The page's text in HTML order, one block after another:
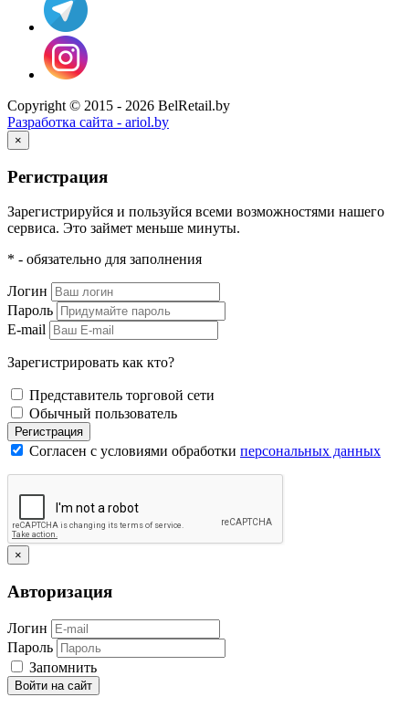
Copyright © 2015 - 2026 BelRetail.by
Разработка сайта - ariol.by
×
Регистрация
Зарегистрируйся и пользуйся всеми возможностями нашего
сервиса. Это займет меньше минуты.
* - обязательно для заполнения
Логин
Пароль
E-mail
Зарегистрировать как кто?
Представитель торговой сети
Обычный пользователь
Регистрация
Согласен с условиями обработки персональных данных
×
Авторизация
Логин
Пароль
Запомнить
Войти на сайт